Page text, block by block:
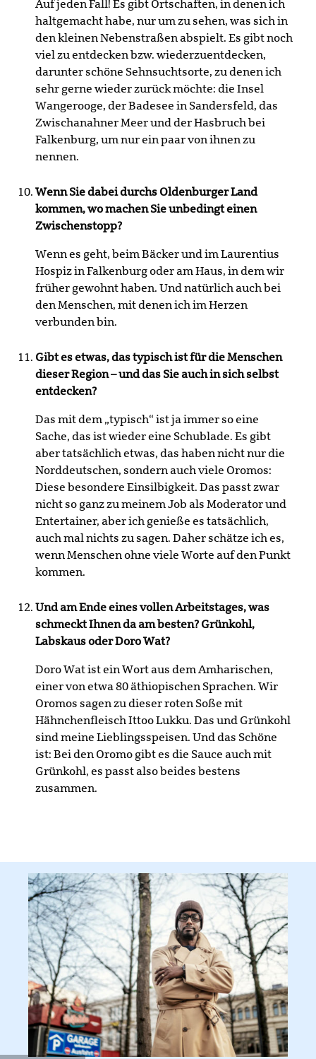
Auf jeden Fall! Es gibt Ortschaften, in denen ich
haltgemacht habe, nur um zu sehen, was sich in
den kleinen Nebenstraßen abspielt. Es gibt noch
viel zu entdecken bzw. wiederzuentdecken,
darunter schöne Sehnsuchtsorte, zu denen ich
sehr gerne wieder zurück möchte: die Insel
Wangerooge, der Badesee in Sandersfeld, das
Zwischanahner Meer und der Hasbruch bei
Falkenburg, um nur ein paar von ihnen zu
nennen.
Wenn Sie dabei durchs Oldenburger Land
kommen, wo machen Sie unbedingt einen
Zwischenstopp?
Wenn es geht, beim Bäcker und im Laurentius
Hospiz in Falkenburg oder am Haus, in dem wir
früher gewohnt haben. Und natürlich auch bei
den Menschen, mit denen ich im Herzen
verbunden bin.
Gibt es etwas, das typisch ist für die Menschen
dieser Region – und das Sie auch in sich selbst
entdecken?
Das mit dem „typisch“ ist ja immer so eine
Sache, das ist wieder eine Schublade. Es gibt
aber tatsächlich etwas, das haben nicht nur die
Norddeutschen, sondern auch viele Oromos:
Diese besondere Einsilbigkeit. Das passt zwar
nicht so ganz zu meinem Job als Moderator und
Entertainer, aber ich genieße es tatsächlich,
auch mal nichts zu sagen. Daher schätze ich es,
wenn Menschen ohne viele Worte auf den Punkt
kommen.
Und am Ende eines vollen Arbeitstages, was
schmeckt Ihnen da am besten? Grünkohl,
Labskaus oder Doro Wat?
Doro Wat ist ein Wort aus dem Amharischen,
einer von etwa 80 äthiopischen Sprachen. Wir
Oromos sagen zu dieser roten Soße mit
Hähnchenfleisch Ittoo Lukku. Das und Grünkohl
sind meine Lieblingsspeisen. Und das Schöne
ist: Bei den Oromo gibt es die Sauce auch mit
Grünkohl, es passt also beides bestens
zusammen.